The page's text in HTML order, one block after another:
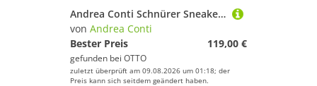
Andrea Conti Schnürer Sneaker Wechselfußbett
von Andrea Conti
Bester Preis
119,00 €
gefunden bei OTTO
zuletzt überprüft am 09.08.2026 um 01:18; der
Preis kann sich seitdem geändert haben.